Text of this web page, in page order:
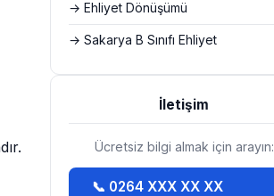
→ Ehliyet Dönüşümü
→ Sakarya B Sınıfı Ehliyet
İletişim
Ücretsiz bilgi almak için arayın:
📞 0264 XXX XX XX